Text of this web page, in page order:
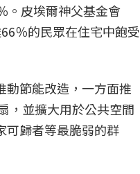
。皮埃爾神父基金會
％的民眾在住宅中飽受
動節能改造，一方面推
，並擴大用於公共空間
可歸者等最脆弱的群